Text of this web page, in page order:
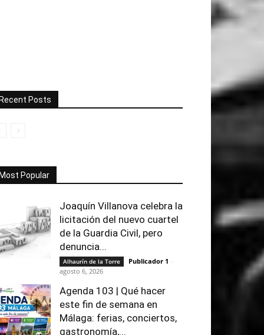
Posts
Popular
Joaquín Villanova celebra la
licitación del nuevo cuartel
de la Guardia Civil, pero
denuncia...
Alhaurín de la Torre Publicador 1 -
agosto 6, 2026
Agenda 103 | Qué hacer
este fin de semana en
Málaga: ferias, conciertos,
gastronomía,...